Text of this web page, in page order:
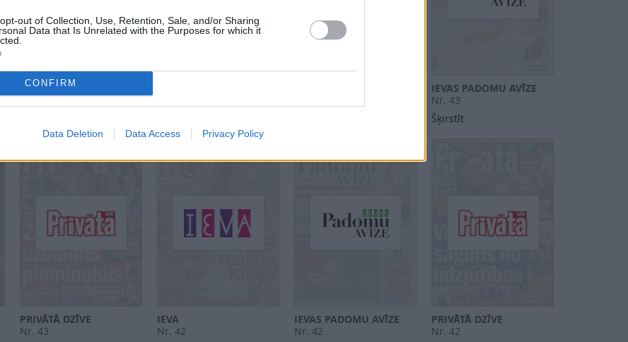
out of Collection, Use, Retention, Sale, and/or Sharing
Data that Is Unrelated with the Purposes for which it
CONFIRM
Data Deletion Data Access Privacy Policy
IEVAS STĀSTI
Nr. 22
IEVAS PADOMU AVĪZE
Nr. 43
Šķirstīt
PRIVĀTĀ DZĪVE
Nr. 43
IEVA
Nr. 42
IEVAS PADOMU AVĪZE
Nr. 42
PRIVĀTĀ DZĪVE
Nr. 42